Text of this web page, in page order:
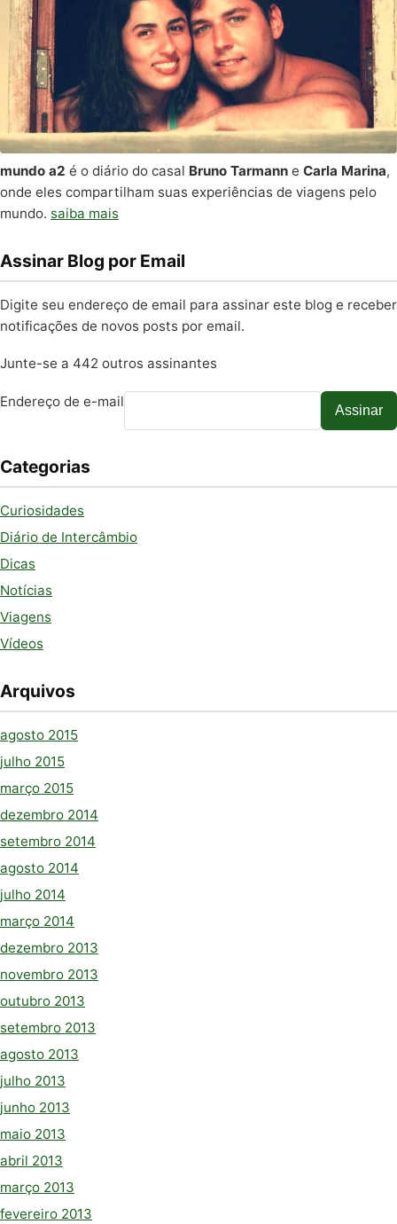
mundo a2 é o diário do casal Bruno Tarmann e Carla Marina,
onde eles compartilham suas experiências de viagens pelo
mundo. saiba mais
Assinar Blog por Email
Digite seu endereço de email para assinar este blog e receber
notificações de novos posts por email.
Junte-se a 442 outros assinantes
Endereço de e-mail
Assinar
Categorias
Curiosidades
Diário de Intercâmbio
Dicas
Notícias
Viagens
Vídeos
Arquivos
agosto 2015
julho 2015
março 2015
dezembro 2014
setembro 2014
agosto 2014
julho 2014
março 2014
dezembro 2013
novembro 2013
outubro 2013
setembro 2013
agosto 2013
julho 2013
junho 2013
maio 2013
abril 2013
março 2013
fevereiro 2013